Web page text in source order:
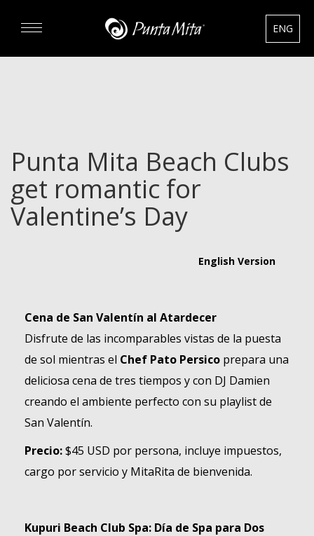
RENTAS
ENG
Punta Mita Beach Clubs
get romantic for
Valentine’s Day
English Version
Cena de San Valentín al Atardecer
Disfrute de las incomparables vistas de la puesta
de sol mientras el Chef Pato Persico prepara una
deliciosa cena de tres tiempos y con DJ Damien
creando el ambiente perfecto con su playlist de
San Valentín.
Precio:$45 USD por persona, incluye impuestos,
cargo por servicio y MitaRita de bienvenida.
Kupuri Beach Club Spa: Día de Spa para Dos